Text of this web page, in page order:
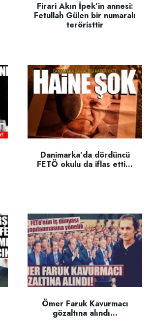
Firari Akın İpek’in annesi:
Fetullah Gülen bir numaralı
teröristtir
Danimarka’da dördüncü
FETÖ okulu da iflas etti...
Ömer Faruk Kavurmacı
gözaltına alındı...